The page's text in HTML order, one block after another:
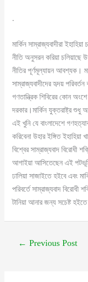
.
মার্কিন সাম্রাজ্যবাদীরা
নীতি অনুসরন করিয়া চলিয়াছে
নীতির পূর্ণমূল্যায়ন আবশ্যক।
সাম্রাজ্যবাদীদের হৃদয়
গণতান্ত্রিক শিবিরের কোন
দরকার।মার্কিন যুক্তরাষ্ট্র শুধু
এই খুনি যে বাংলাদেশে
করিবেনা উহার ইঙ্গিত
বিশ্বের সাম্রাজ্যবাদ বিরোধী
আগাইয়া আসিতেছেন এই
ঢালিয়া সাজাইতে হইবে এবং
পরিবর্তে সাম্রাজ্যবাদ
টানিয়া আনার জন্য সচেষ্ট
← Previous Post